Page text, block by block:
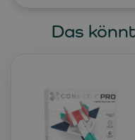
Das